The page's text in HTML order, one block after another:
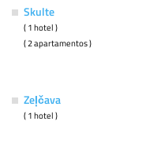
Skulte
( 1 hotel )
( 2 apartamentos )
Zeļčava
( 1 hotel )